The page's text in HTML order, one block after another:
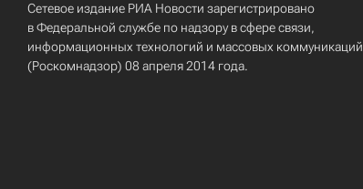
Сетевое издание РИА Новости зарегистрировано
в Федеральной службе по надзору в сфере связи,
информационных технологий и массовых коммуникаций
(Роскомнадзор) 08 апреля 2014 года.